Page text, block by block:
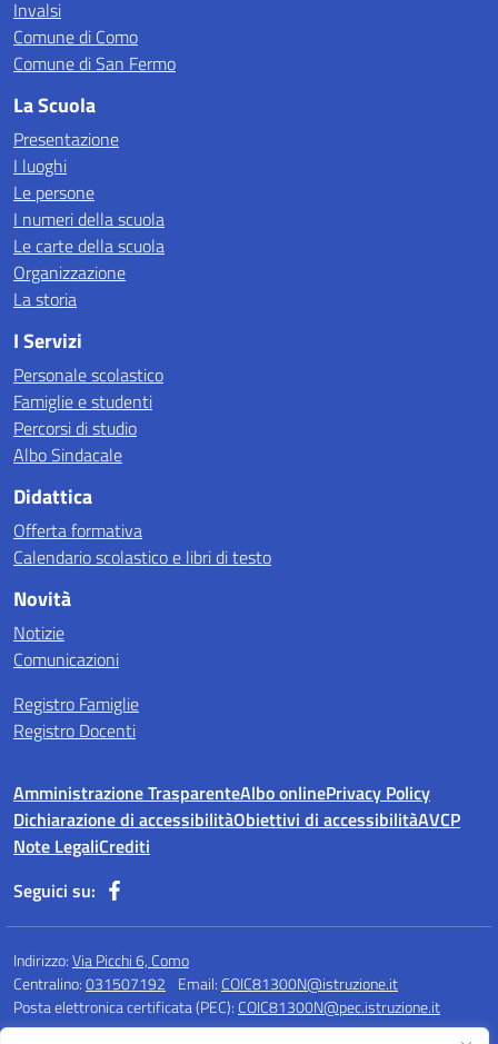
Invalsi
Comune di Como
Comune di San Fermo
La Scuola
Presentazione
I luoghi
Le persone
I numeri della scuola
Le carte della scuola
Organizzazione
La storia
I Servizi
Personale scolastico
Famiglie e studenti
Percorsi di studio
Albo Sindacale
Didattica
Offerta formativa
Calendario scolastico e libri di testo
Novità
Notizie
Comunicazioni
Registro Famiglie
Registro Docenti
Amministrazione TrasparenteAlbo onlinePrivacy Policy
Dichiarazione di accessibilitàObiettivi di accessibilitàAVCP
Note LegaliCrediti
Seguici su:
Indirizzo:Via Picchi 6, Como
Centralino:031507192 Email: COIC81300N@istruzione.it
Posta elettronica certificata (PEC): COIC81300N@pec.istruzione.it